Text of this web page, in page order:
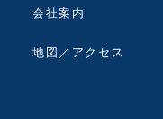
会社案内
地図／アクセス